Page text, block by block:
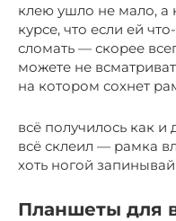
клею ушло не мало, а
курсе, что если ей
сломать — скорее
можете не
на котором сохнет
всё получилось как
всё склеил — рамка
хоть ногой
Планшеты для